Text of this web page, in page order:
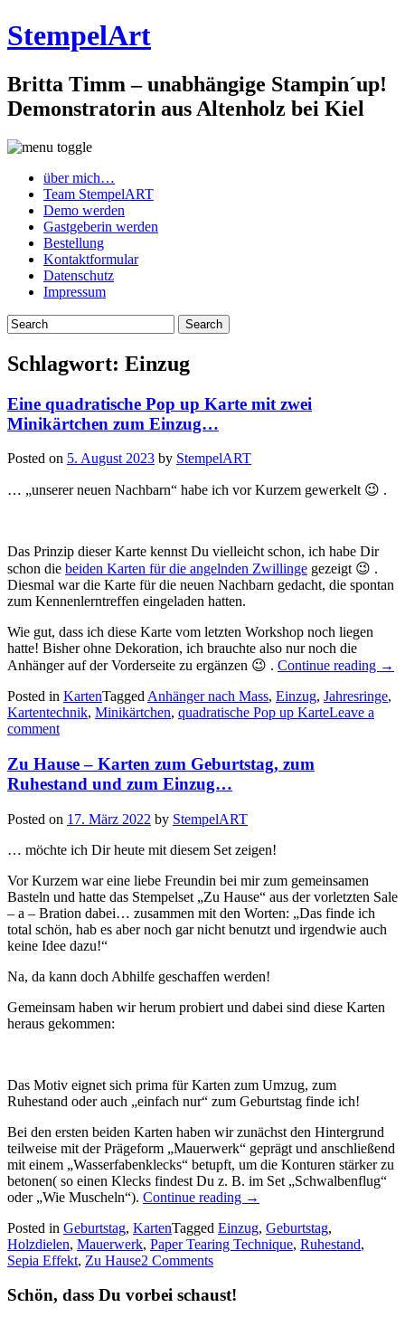
StempelArt
Britta Timm – unabhängige Stampin´up!
Demonstratorin aus Altenholz bei Kiel
über mich…
Team StempelART
Demo werden
Gastgeberin werden
Bestellung
Kontaktformular
Datenschutz
Impressum
Schlagwort: Einzug
Eine quadratische Pop up Karte mit zwei
Minikärtchen zum Einzug…
Posted on 5. August 2023 by StempelART
… „unserer neuen Nachbarn“ habe ich vor Kurzem gewerkelt 😉 .
Das Prinzip dieser Karte kennst Du vielleicht schon, ich habe Dir
schon die beiden Karten für die angelnden Zwillinge gezeigt 😉 .
Diesmal war die Karte für die neuen Nachbarn gedacht, die spontan
zum Kennenlerntreffen eingeladen hatten.
Wie gut, dass ich diese Karte vom letzten Workshop noch liegen
hatte! Bisher ohne Dekoration, ich brauchte also nur noch die
Anhänger auf der Vorderseite zu ergänzen 😉 . Continue reading
Pop
→
Posted in KartenTagged Anhänger nach Mass, Einzug, Jahresringe,
Kartentechnik, Minikärtchen, quadratische Pop up KarteLeave a
comment
Zu Hause – Karten zum Geburtstag, zum
Ruhestand und zum Einzug…
Posted on 17. März 2022 by StempelART
… möchte ich Dir heute mit diesem Set zeigen!
Vor Kurzem war eine liebe Freundin bei mir zum gemeinsamen
Basteln und hatte das Stempelset „Zu Hause“ aus der vorletzten Sale
– a – Bration dabei… zusammen mit den Worten: „Das finde ich
total schön, hab es aber noch gar nicht benutzt und irgendwie auch
keine Idee dazu!“
Na, da kann doch Abhilfe geschaffen werden!
Gemeinsam haben wir herum probiert und dabei sind diese Karten
heraus gekommen:
Das Motiv eignet sich prima für Karten zum Umzug, zum
Ruhestand oder auch „einfach nur“ zum Geburtstag finde ich!
Bei den ersten beiden Karten haben wir zunächst den Hintergrund
teilweise mit der Prägeform „Mauerwerk“ geprägt und anschließend
mit einem „Wasserfabenklecks“ betupft, um die Konturen stärker zu
betonen( so einen Klecks findest Du z. B. im Set „Schwalbenflug“
oder „Wie Muscheln“). Continue reading „Zu
–
Karten
→
Posted in Geburtstag, KartenTagged Einzug, Geburtstag,
Holzdielen, Mauerwerk, Paper Tearing Technique, Ruhestand,
Sepia Effekt, Zu Hause2 Comments
Schön, dass Du vorbei schaust!